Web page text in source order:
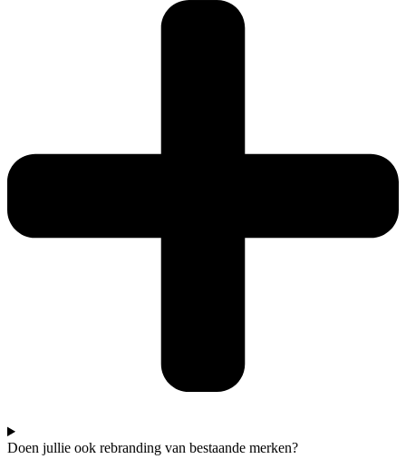
Doen jullie ook rebranding van bestaande merken?